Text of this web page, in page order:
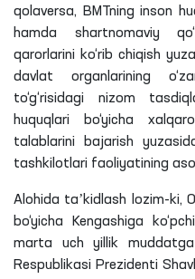
qolaversa, BMTning inson
hamda shartnomaviy
qarorlarini ko‘rib chiqish
davlat organlarining
to‘g‘risidagi nizom
huquqlari bo‘yicha
talablarini bajarish
tashkilotlari faoliyatining
Alohida taʼkidlash lozim-ki,
bo‘yicha Kengashiga
marta uch yillik muddatga
Respublikasi Prezidenti